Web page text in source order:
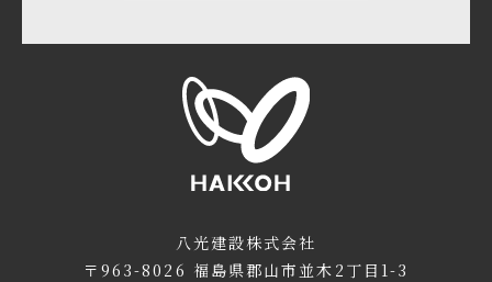
八光建設株式会社
〒963-8026 福島県郡山市並木2丁目1-3